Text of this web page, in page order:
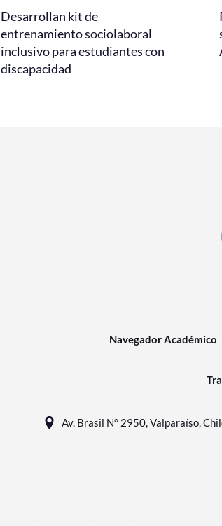
Desarrollan kit de
entrenamiento sociolaboral
inclusivo para estudiantes con
discapacidad
Navegador Académico
Av. Brasil N° 2950, Valparaíso,